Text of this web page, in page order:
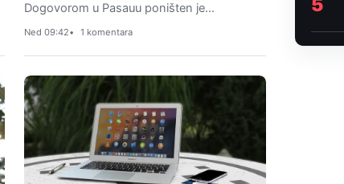
Dogovorom u Pasauu poništen je…
Ned 09:42 1 komentara
5